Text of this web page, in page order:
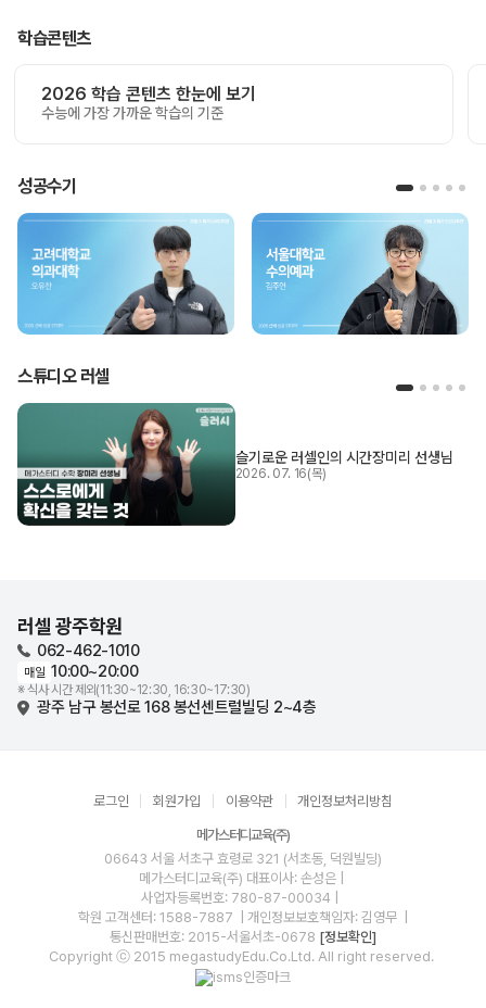
학습콘텐츠
2026 학습 콘텐츠 한눈에 보기
수능에 가장 가까운 학습의 기준
성공수기
스튜디오 러셀
슬기로운 러셀인의 시간장미리 선생님
2026. 07. 16(목)
러셀 광주학원
062-462-1010
매일 10:00~20:00
※ 식사 시간 제외(11:30~12:30, 16:30~17:30)
광주 남구 봉선로 168 봉선센트럴빌딩 2~4층
로그인 회원가입 이용약관 개인정보처리방침
메가스터디교육(주)
06643 서울 서초구 효령로 321 (서초동, 덕원빌딩)
메가스터디교육(주) 대표이사: 손성은 |
사업자등록번호: 780-87-00034
학원 고객센터: 1588-7887
| 개인정보보호책임자: 김영무
통신판매번호: 2015-서울서초-0678 [정보확인]
Copyright ⓒ 2015 megastudyEdu.Co.Ltd. All right reserved.